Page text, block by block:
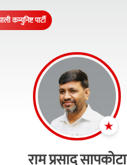
कम्युनिष्ट पार्टी
राम प्रसाद सापकोटा